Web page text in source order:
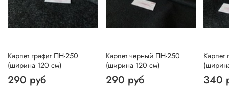
Карпет графит ПН-250
(ширина 120 см)
290 руб
Карпет черный ПН-250
(ширина 120 см)
290 руб
Карпет
340